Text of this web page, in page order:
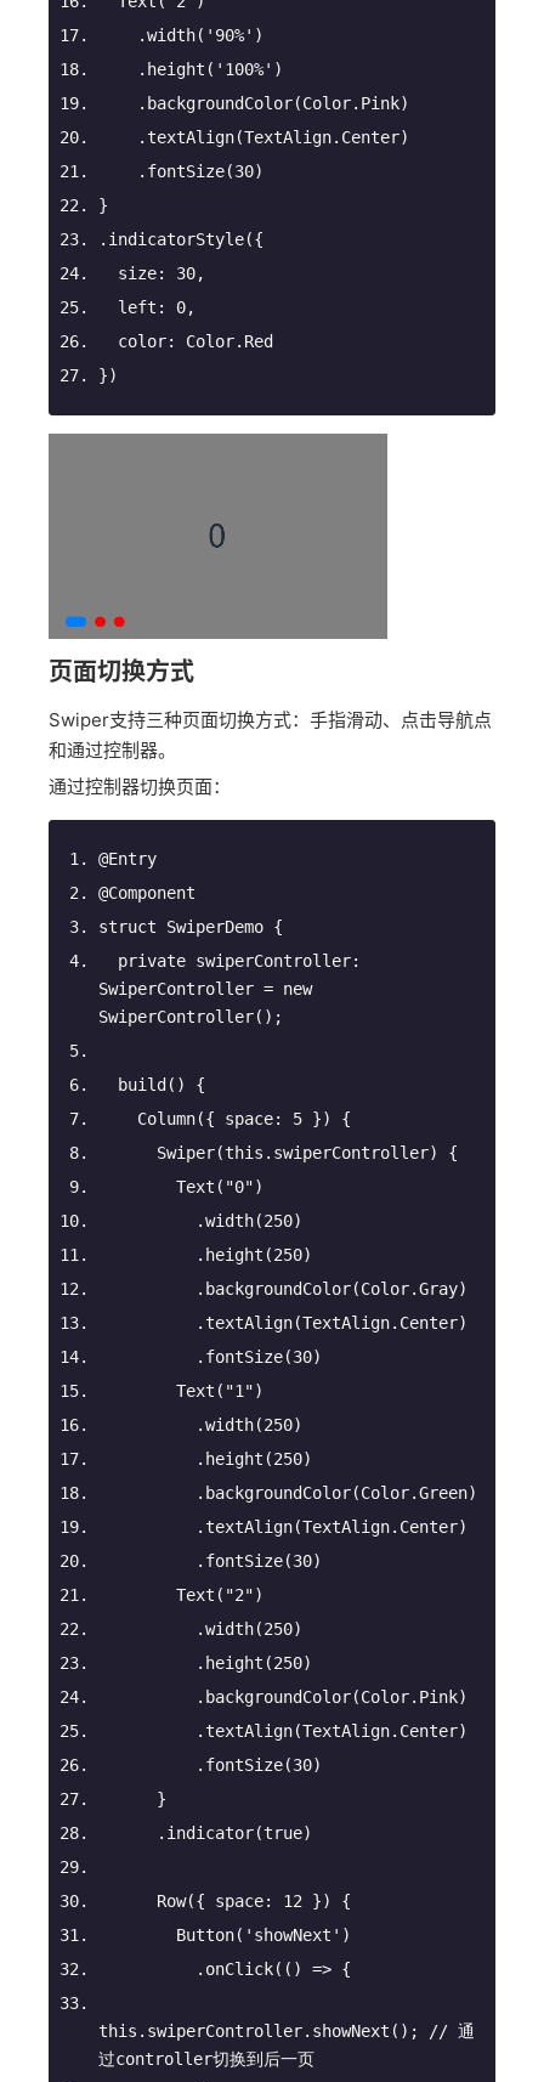
.width( '90%' )
.height ( '100%' )
.backgroundColor(Color.Pink)
.textAlign(TextAlign.Center)
.fontSize(30)
}
.indicatorStyle({
size: 30,
left : 0,
color: Color.Red
})
页面切换方式
Swiper支持三种页面切换方式：手指滑动、点击导航点
和通过控制器。
通过控制器切换页面：
@Entry
@Component
struct SwiperDemo {
private swiperController:
SwiperController = new
SwiperController();
build ( )
{
Column({ space: 5 })
{
Swiper(this .swiperController)
{
        Text(
"0")
          .width(
250)
          .height(
250)
          .backgroundColor(Color.Gray)
          .textAlign(TextAlign.Center)
          .fontSize(
30)
        Text(
"1")
          .width(
250)
          .height(
250)
          .backgroundColor(Color.Green)
          .textAlign(TextAlign.Center)
          .fontSize(
30)
        Text(
"2")
          .width(
250)
          .height(
250)
          .backgroundColor(Color.Pink)
          .textAlign(TextAlign.Center)
          .fontSize(
30)
      }
      .indicator(
true)
Row({ space: 12 })
{
        Button(
'showNext' )
          .onClick(
() => {
this .swiperController.showNext();
// 通
过controller切换到后一页